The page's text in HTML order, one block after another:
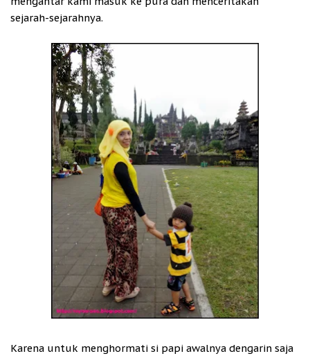
sejarah-sejarahnya.
Karena untuk menghormati si papi awalnya dengarin saja